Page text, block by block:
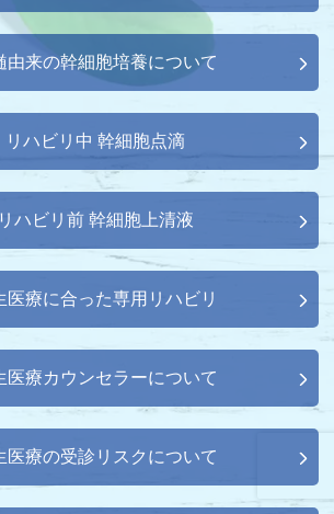
由来の幹細胞培養について
リハビリ中 幹細胞点滴
リハビリ前 幹細胞上清液
医療に合った専用リハビリ
医療カウンセラーについて
医療の受診リスクについて